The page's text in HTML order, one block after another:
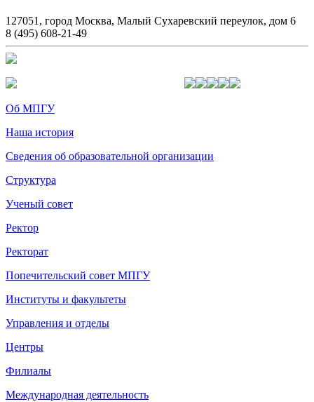
127051, город Москва, Малый Сухаревский переулок, дом 6
8 (495) 608-21-49
Об МПГУ
Наша история
Сведения об образовательной организации
Структура
Ученый совет
Ректор
Ректорат
Попечительский совет МПГУ
Институты и факультеты
Управления и отделы
Центры
Филиалы
Международная деятельность